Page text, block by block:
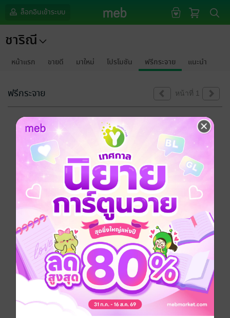
ล็อกอินเข้าระบบ
ชาริณี
หน้าแรก ขายดี มาใหม่ โปรโมชัน ฟรีกระจาย แนะนำ
ฟรีกระจาย หน้าที่ 1
ขออภัยด้วยนะคะ
ไม่พบข้อมูลในหัวข้อที่คุณกำลังชมค่ะ